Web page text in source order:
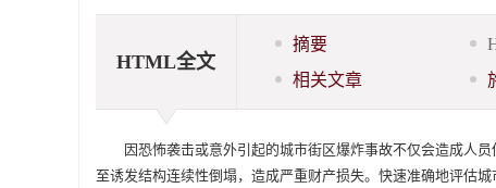
HTML全文
摘要
相关文章
因恐怖袭击或意外引起的城市街区爆炸事故不仅会造成人
至诱发结构连续性倒塌，造成严重财产损失。快速准确地评估